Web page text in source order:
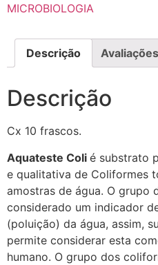
MICROBIOLOGIA
Descrição
Descrição
Cx 10 frascos.
Aquateste Coli é substrato
e qualitativa de Coliformes
amostras de água. O grupo
considerado um indicador
(poluição) da água, assim,
permite considerar esta
humano. O grupo dos